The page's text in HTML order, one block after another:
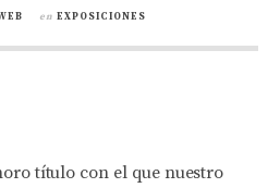
en EXPOSICIONES
título con el que nuestro